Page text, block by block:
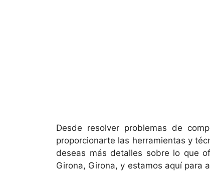
Desde resolver problemas de
proporcionarte las herramientas y
deseas más detalles sobre lo que
Girona, Girona, y estamos aquí para